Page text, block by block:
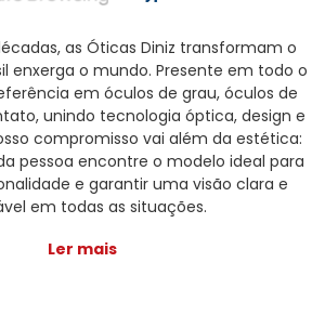
as Óticas Diniz transformam o
enxerga o mundo. Presente em todo o
em óculos de grau, óculos de
unindo tecnologia óptica, design e
compromisso vai além da estética:
pessoa encontre o modelo ideal para
e garantir uma visão clara e
em todas as situações.
Ler mais